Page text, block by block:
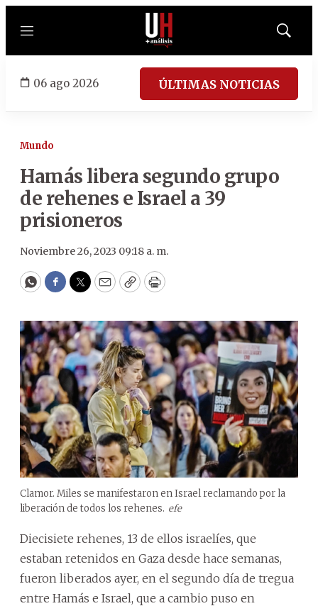
Menú
Mostrar
06 ago 2026 ÚLTIMAS NOTICIAS
Mundo
Hamás libera segundo grupo
de rehenes e Israel a 39
prisioneros
Noviembre 26, 2023 09:18 a. m.
WhatsApp
Facebook
Twitter
EmailCopyPrint
Clamor. Miles se manifestaron en Israel reclamando por la
liberación de todos los rehenes. efe
Diecisiete rehenes, 13 de ellos israelíes, que
estaban retenidos en Gaza desde hace semanas,
fueron liberados ayer, en el segundo día de tregua
entre Hamás e Israel, que a cambio puso en